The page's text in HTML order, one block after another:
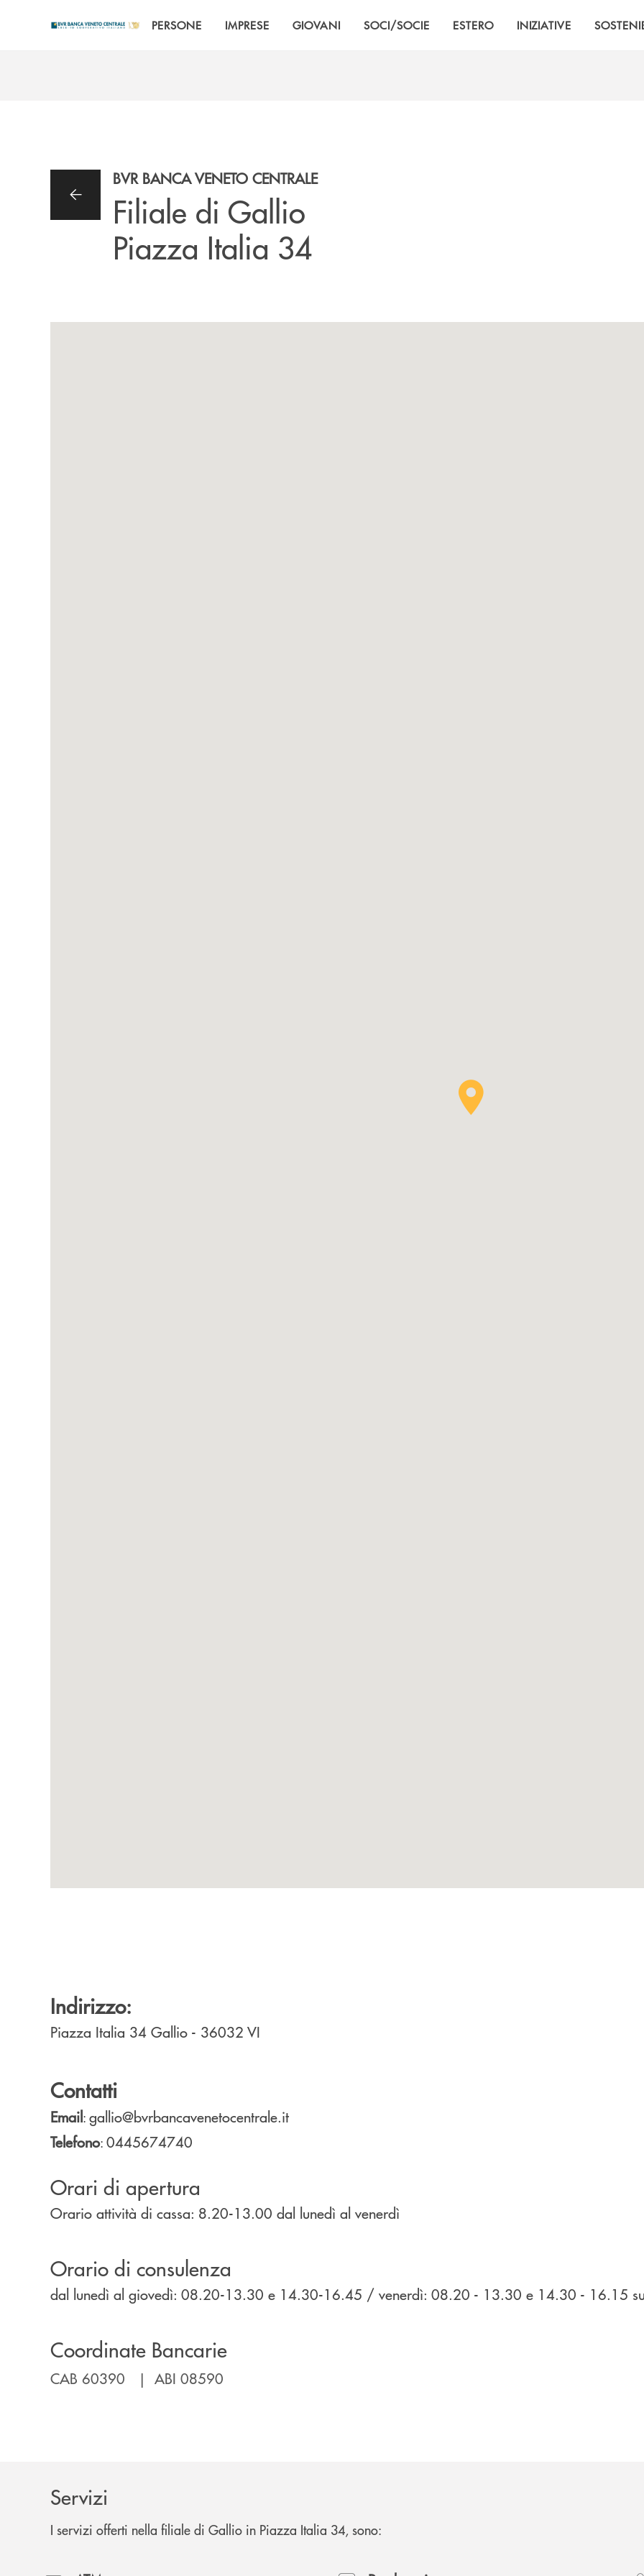
PERSONE IMPRESE GIOVANI SOCI/SOCIE ESTERO INIZIATIVE
BVR BANCA VENETO CENTRALE
Filiale di Gallio
Piazza Italia 34
Indirizzo:
Piazza Italia 34 Gallio - 36032 VI
Contatti
Email: gallio@bvrbancavenetocentrale.it
Telefono: 0445674740
Orari di apertura
Orario attività di cassa: 8.20-13.00 dal lunedì al venerdì
Orario di consulenza
dal lunedì al giovedì: 08.20-13.30 e 14.30-16.45 / venerdì: 08.20 - 13.30 e 14.30 - 16.15 su
Coordinate Bancarie
CAB 60390 | ABI 08590
Servizi
I servizi offerti nella filiale di Gallio in Piazza Italia 34, sono: